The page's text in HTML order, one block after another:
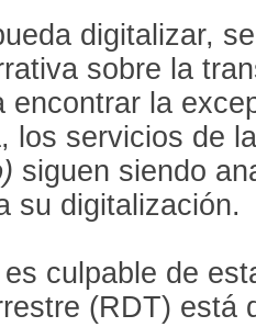
digitalizar,
sobre la
encontrar la
los servicios de
siguen siendo
su digitalización.
culpable de
(RDT) está